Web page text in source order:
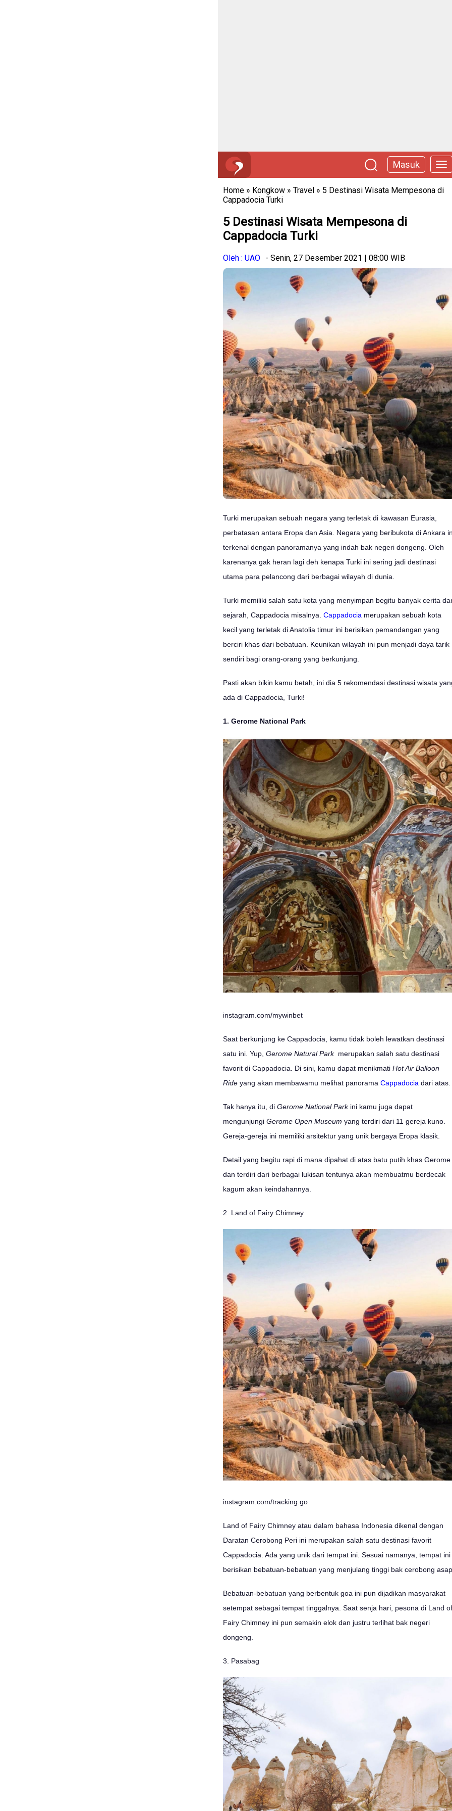
Masuk
Home » Kongkow » Travel » 5 Destinasi Wisata Mempesona di
Cappadocia Turki
5 Destinasi Wisata Mempesona di
Cappadocia Turki
Oleh : UAO - Senin, 27 Desember 2021 | 08:00 WIB
Turki merupakan sebuah negara yang terletak di kawasan Eurasia,
perbatasan antara Eropa dan Asia. Negara yang beribukota di Ankara
terkenal dengan panoramanya yang indah bak negeri dongeng. Oleh
karenanya gak heran lagi deh kenapa Turki ini sering jadi destinasi
utama para pelancong dari berbagai wilayah di dunia.
Turki memiliki salah satu kota yang menyimpan begitu banyak cerita
sejarah, Cappadocia misalnya. Cappadocia merupakan sebuah kota
kecil yang terletak di Anatolia timur ini berisikan pemandangan yang
berciri khas dari bebatuan. Keunikan wilayah ini pun menjadi daya tarik
sendiri bagi orang-orang yang berkunjung.
Pasti akan bikin kamu betah, ini dia 5 rekomendasi destinasi wisata
ada di Cappadocia, Turki!
1. Gerome National Park
instagram.com/mywinbet
Saat berkunjung ke Cappadocia, kamu tidak boleh lewatkan destinasi
satu ini. Yup, Gerome Natural Park merupakan salah satu destinasi
favorit di Cappadocia. Di sini, kamu dapat menikmati Hot Air Balloon
Ride yang akan membawamu melihat panorama Cappadocia dari atas.
Tak hanya itu, di Gerome National Parkini kamu juga dapat
mengunjungi Gerome Open Museum yang terdiri dari 11 gereja kuno.
Gereja-gereja ini memiliki arsitektur yang unik bergaya Eropa klasik.
Detail yang begitu rapi di mana dipahat di atas batu putih khas Gerome
dan terdiri dari berbagai lukisan tentunya akan membuatmu berdecak
kagum akan keindahannya.
2. Land of Fairy Chimney
instagram.com/tracking.go
Land of Fairy Chimney atau dalam bahasa Indonesia dikenal dengan
Daratan Cerobong Peri ini merupakan salah satu destinasi favorit
Cappadocia. Ada yang unik dari tempat ini. Sesuai namanya, tempat ini
berisikan bebatuan-bebatuan yang menjulang tinggi bak cerobong
Bebatuan-bebatuan yang berbentuk goa ini pun dijadikan masyarakat
setempat sebagai tempat tinggalnya. Saat senja hari, pesona di Land of
Fairy Chimney ini pun semakin elok dan justru terlihat bak negeri
dongeng.
3. Pasabag